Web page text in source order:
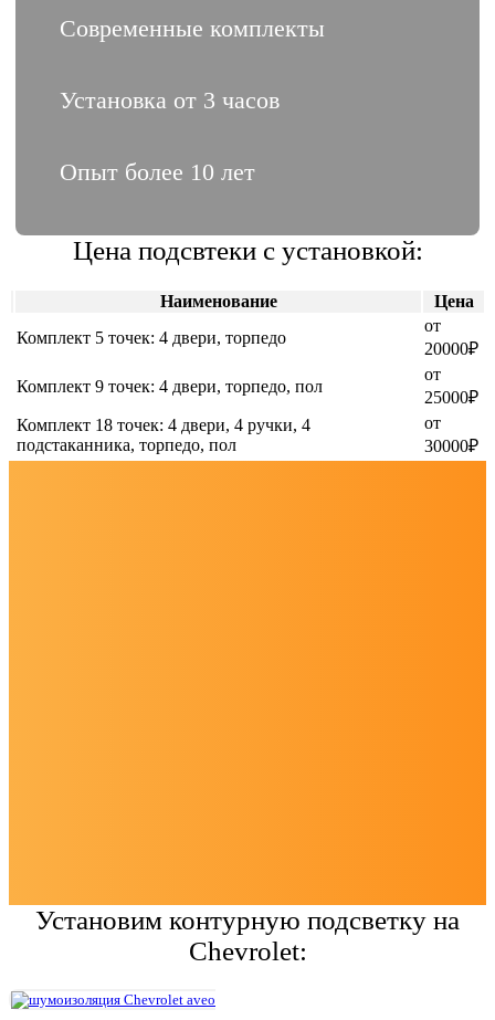
Современные комплекты
Установка от 3 часов
Опыт более 10 лет
Цена подсвтеки с установкой:
Наименование
Цена
Комплект 5 точек: 4 двери, торпедо
от
20000₽
Комплект 9 точек: 4 двери, торпедо, пол
от
25000₽
Комплект 18 точек: 4 двери, 4 ручки, 4
подстаканника, торпедо, пол
от
30000₽
Установим контурную подсветку на
Chevrolet: